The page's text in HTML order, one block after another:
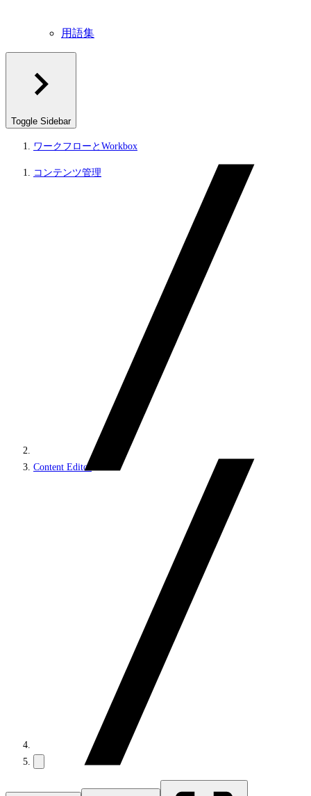
用語集
Toggle Sidebar
ワークフローとWorkbox
コンテンツ管理
Content Editor